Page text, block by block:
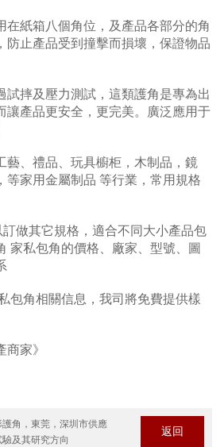
在紙箱八個角位，及產品各部分的角
防止產品受到撞擊而損壞，保證物品
試摔及壓力測試，這類護角是專為出
讓產品更安全，更完美。廣泛應用于
藝、禮品、玩具櫥柜，木制品，鏡
等家用金屬制品 等行業，常用規格
訂做其它規格，適合不同大小產品包
家私包角的價格、廠家、型號、圖
包角相關信息，我司將免費提供樣
商家》
角，東莞，深圳市供應
及其研究方向
返回